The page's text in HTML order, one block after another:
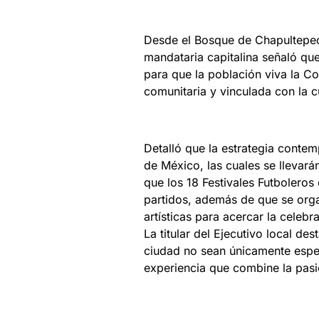
Desde el Bosque de
mandataria capitalina señaló
para que la población viva la
comunitaria y vinculada con la
Detalló que la estrategia
de México, las cuales se
que los 18 Festivales
partidos, además de que se
artísticas para acercar la
La titular del Ejecutivo local
ciudad no sean únicamente
experiencia que combine la